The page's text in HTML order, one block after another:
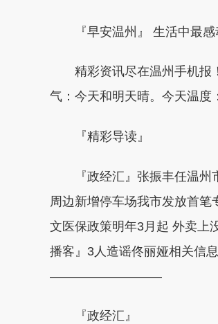
『早安温州』 生活中最感
精彩资讯尽在温州手机报
气：今天和明天晴。今天温
『精彩导读』
『政经汇』张振丰任温
周边新增停车场我市发放
文医保政策明年3月起 外卖
播客』3人造谣佟丽娅相关
—————————
『政经汇』